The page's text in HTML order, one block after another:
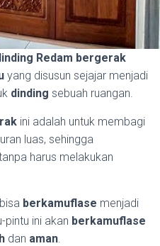
Redam bergerak
yang disusun sejajar menjadi
dinding sebuah ruangan.
ini adalah untuk membagi
luas, sehingga
harus melakukan
berkamuflase menjadi
pintu ini akan berkamuflase
dan aman